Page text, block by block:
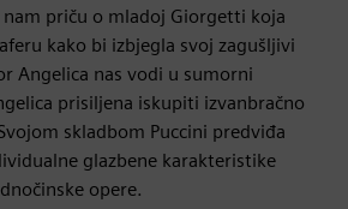
priču o mladoj Giorgetti koja
kako bi izbjegla svoj zagušljivi
Angelica nas vodi u sumorni
prisiljena iskupiti izvanbračno
skladbom Puccini predviđa
glazbene karakteristike
opere.